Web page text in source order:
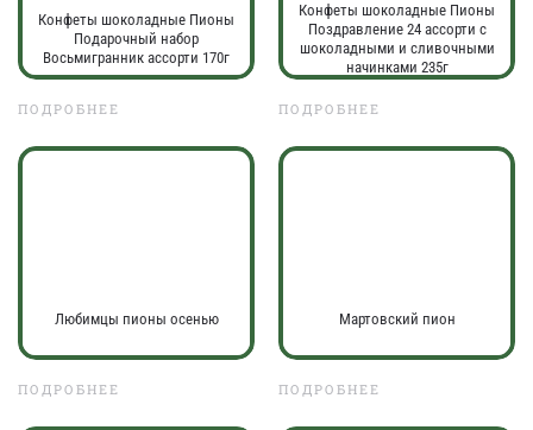
Конфеты шоколадные Пионы
Подарочный набор
Восьмигранник ассорти 170г
ПОДРОБНЕЕ
Конфеты шоколадные Пионы
Поздравление 24 ассорти с
шоколадными и сливочными
начинками 235г
ПОДРОБНЕЕ
Любимцы пионы осенью
ПОДРОБНЕЕ
Мартовский пион
ПОДРОБНЕЕ